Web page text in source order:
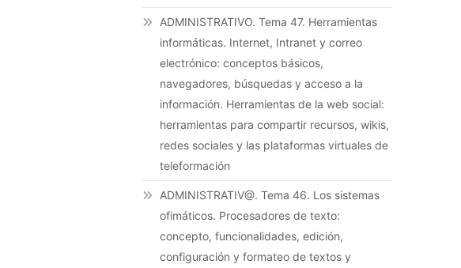
ADMINISTRATIVO. Tema 47. Herramientas
informáticas. Internet, Intranet y correo
electrónico: conceptos básicos,
navegadores, búsquedas y acceso a la
información. Herramientas de la web social:
herramientas para compartir recursos, wikis,
redes sociales y las plataformas virtuales de
teleformación
ADMINISTRATIV@. Tema 46. Los sistemas
ofimáticos. Procesadores de texto:
concepto, funcionalidades, edición,
configuración y formateo de textos y